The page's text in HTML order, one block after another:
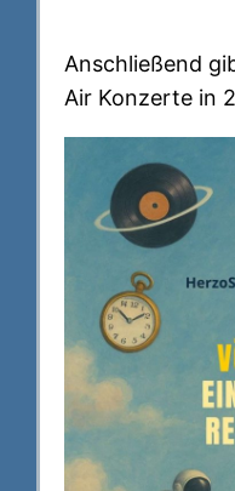
Anschließend
Air Konzerte in